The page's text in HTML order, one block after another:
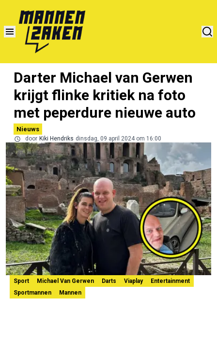
Darter Michael van Gerwen
krijgt flinke kritiek na foto
met peperdure nieuwe auto
Nieuws
door Kiki Hendriks dinsdag, 09 april 2024 om 16:00
Sport Michael Van Gerwen Darts Viaplay
Entertainment
Sportmannen
Mannen